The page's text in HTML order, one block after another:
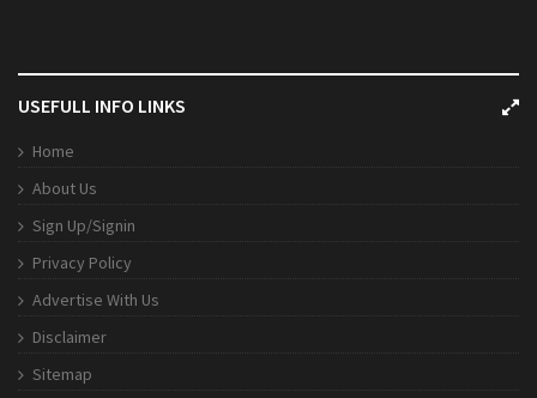
USEFULL INFO LINKS
Home
About Us
Sign Up/Signin
Privacy Policy
Advertise With Us
Disclaimer
Sitemap